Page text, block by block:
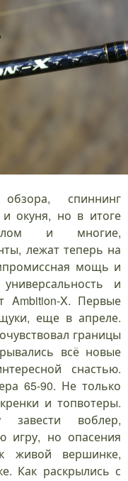
спиннинг
окуня, но в итоге
и многие,
лежат теперь на
мощь и
и
Ambition-X. Первые
еще в апреле.
границы
всё новые
снастью.
65-90. Не только
и топвотеры.
воблер,
игру, но опасения
живой вершинке,
Как раскрылись с